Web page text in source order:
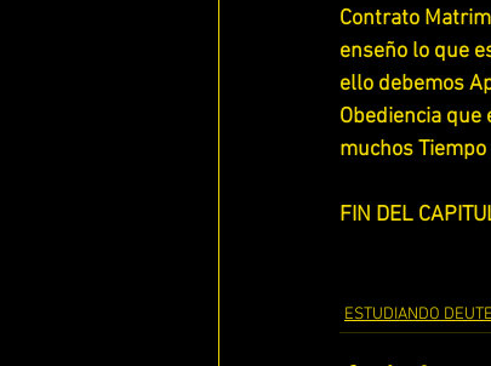
Contrato
enseño lo que
ello debemos
Obediencia
muchos
FIN DEL
ESTUDIANDO